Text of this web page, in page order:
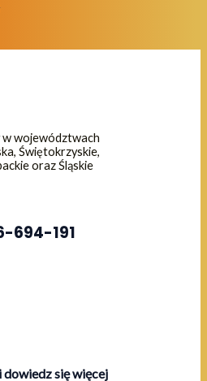
w województwach
Świętokrzyskie,
oraz Śląskie
694-191
dowiedz się więcej